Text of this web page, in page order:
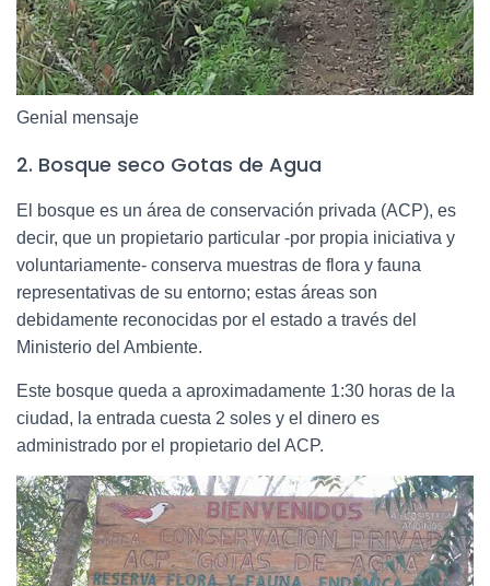
Genial mensaje
2. Bosque seco Gotas de Agua
El bosque es un área de conservación privada (ACP), es
decir, que un propietario particular -por propia iniciativa y
voluntariamente- conserva muestras de flora y fauna
representativas de su entorno; estas áreas son
debidamente reconocidas por el estado a través del
Ministerio del Ambiente.
Este bosque queda a aproximadamente 1:30 horas de la
ciudad, la entrada cuesta 2 soles y el dinero es
administrado por el propietario del ACP.